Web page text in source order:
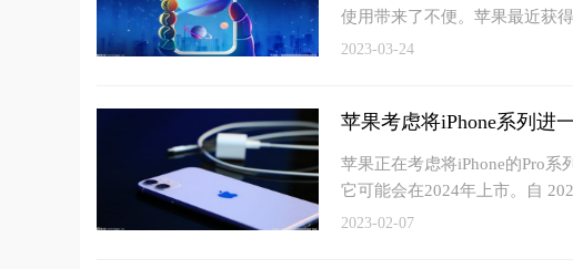
使用带来了不便。苹果最近获
2023-03-24
苹果考虑将iPhone系列进
苹果正在考虑将iPhone的Pro
它可能会在2024年上市。自
2023-02-07